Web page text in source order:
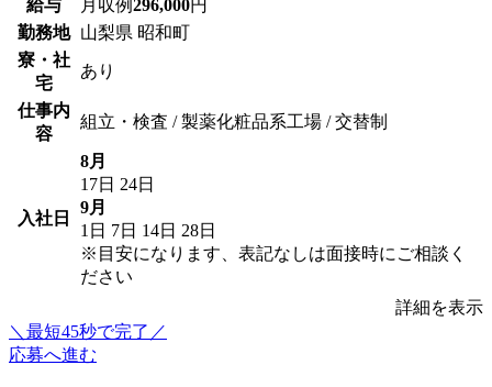
給与 月収例296,000円
勤務地 山梨県 昭和町
寮・社
宅
あり
仕事内
容
組立・検査 / 製薬化粧品系工場 / 交替制
入社日
8月
17日 24日
9月
1日 7日 14日 28日
※目安になります、表記なしは面接時にご相談く
ださい
詳細を表示
＼最短45秒で完了／
応募へ進む